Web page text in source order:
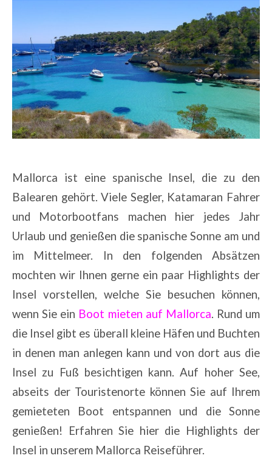
Mallorca ist eine spanische Insel, die zu den
Balearen gehört. Viele Segler, Katamaran Fahrer
und Motorbootfans machen hier jedes Jahr
Urlaub und genießen die spanische Sonne am und
im Mittelmeer. In den folgenden Absätzen
mochten wir Ihnen gerne ein paar Highlights der
Insel vorstellen, welche Sie besuchen können,
wenn Sie ein Boot mieten auf Mallorca. Rund um
die Insel gibt es überall kleine Häfen und Buchten
in denen man anlegen kann und von dort aus die
Insel zu Fuß besichtigen kann. Auf hoher See,
abseits der Touristenorte können Sie auf Ihrem
gemieteten Boot entspannen und die Sonne
genießen! Erfahren Sie hier die Highlights der
Insel in unserem Mallorca Reiseführer.